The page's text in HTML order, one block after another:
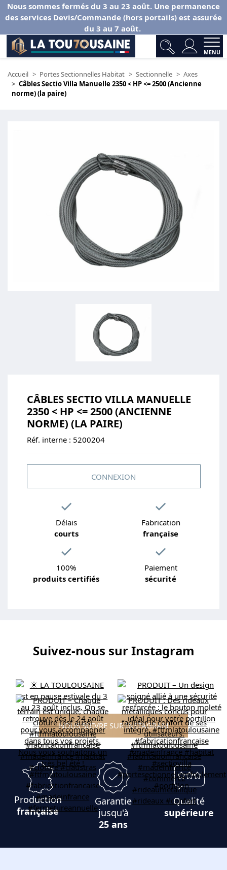
Nous sommes fermés du 3 au 23 août. Une permanence
des services Devis/Commande (hors portails) est assurée
du 3 au 7 août.
MENU
Accueil Portes Sectionnelles Habitat Sectionnelle
Axes
Câbles Sectio Villa Manuelle 2350 < HP <= 2500 (Ancienne
norme) (la paire)
CÂBLES SECTIO VILLA MANUELLE
2350 < HP <= 2500 (ANCIENNE
NORME) (LA PAIRE)
Réf. interne : 5200204
CONNEXION
Délais
courts
Fabrication
française
100%
produits certifiés
Paiement
sécurité
Suivez-nous sur Instagram
NOUS SUIVRE SUR INSTAGRAM
Production
française
Garantie
jusqu'à
25 ans
Qualité
supérieure